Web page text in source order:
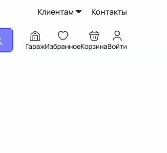
Клиентам Контакты
ГаражИзбранноеКорзинаВойти